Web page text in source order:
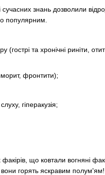
знань дозволили
популярним.
та хронічні риніти,
фронтити);
гіперакузія;
що ковтали вогняні
вони горять яскравим